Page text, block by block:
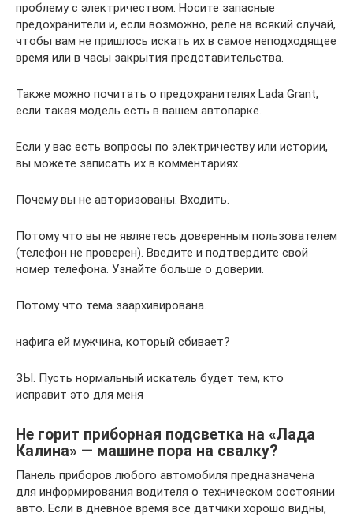
проблему с электричеством. Носите запасные
предохранители и, если возможно, реле на всякий случай,
чтобы вам не пришлось искать их в самое неподходящее
время или в часы закрытия представительства.
Также можно почитать о предохранителях Lada Grant,
если такая модель есть в вашем автопарке.
Если у вас есть вопросы по электричеству или истории,
вы можете записать их в комментариях.
Почему вы не авторизованы. Входить.
Потому что вы не являетесь доверенным пользователем
(телефон не проверен). Введите и подтвердите свой
номер телефона. Узнайте больше о доверии.
Потому что тема заархивирована.
нафига ей мужчина, который сбивает?
ЗЫ. Пусть нормальный искатель будет тем, кто
исправит это для меня
Не горит приборная подсветка на «Лада
Калина» — машине пора на свалку?
Панель приборов любого автомобиля предназначена
для информирования водителя о техническом состоянии
авто. Если в дневное время все датчики хорошо видны,